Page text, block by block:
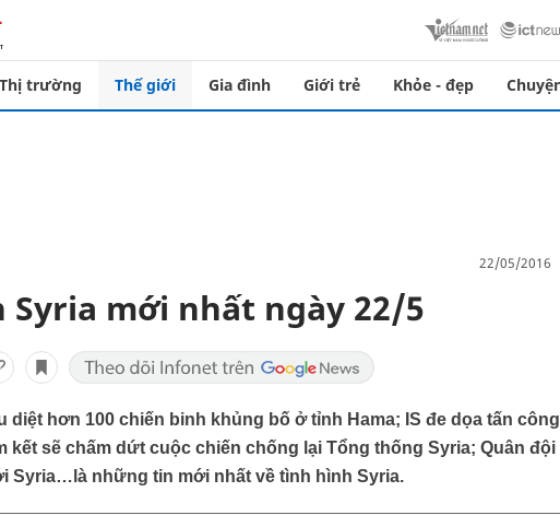
Thị trường Thế giới Gia đình Giới trẻ Khỏe - đẹp
22/05/2016
Syria mới nhất ngày 22/5
diệt hơn 100 chiến binh khủng bố ở tỉnh Hama; IS đe dọa tấn
kết sẽ chấm dứt cuộc chiến chống lại Tổng thống Syria; Quân
Syria…là những tin mới nhất về tình hình Syria.